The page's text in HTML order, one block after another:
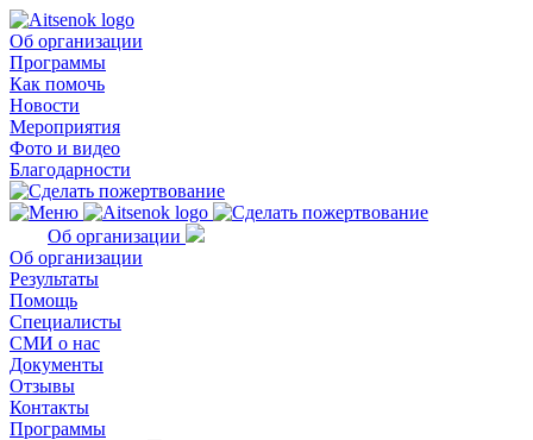
Об организации
Программы
Как помочь
Новости
Мероприятия
Фото и видео
Благодарности
Об организации
Об организации
Результаты
Помощь
Специалисты
СМИ о нас
Документы
Отзывы
Контакты
Программы